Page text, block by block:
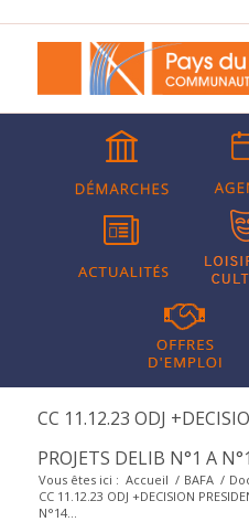
CC 11.12.23 ODJ
PROJETS DELIB N°1 A
Vous êtes ici : Accueil / BAFA /
CC 11.12.23 ODJ +DECISION
N°14...